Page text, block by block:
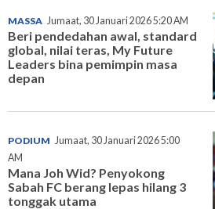
MASSA Jumaat, 30 Januari 2026 5:20 AM
Beri pendedahan awal, standard
global, nilai teras, My Future
Leaders bina pemimpin masa
depan
PODIUM Jumaat, 30 Januari 2026 5:00
AM
Mana Joh Wid? Penyokong
Sabah FC berang lepas hilang 3
tonggak utama